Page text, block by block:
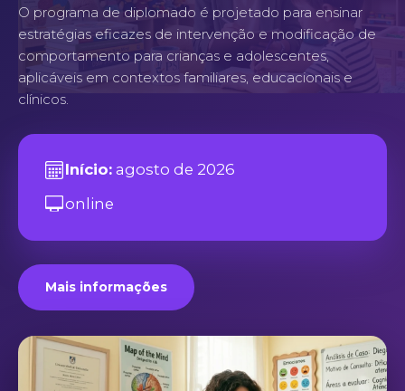
O programa de diplomado é projetado para ensinar
estratégias eficazes de intervenção e modificação de
comportamento para crianças e adolescentes,
aplicáveis em contextos familiares, educacionais e
clínicos.
Início: agosto de 2026
online
Mais informações